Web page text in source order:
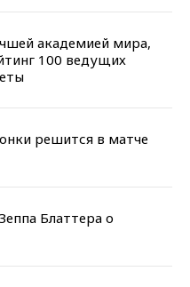
академией мира,
100 ведущих
решится в матче
Блаттера о